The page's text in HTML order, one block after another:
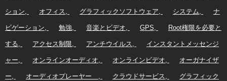
ション オフィス グラフィックソフトウェア システム ナ
ビゲーション 勉強 音楽とビデオ GPS Root権限を必要と
する アクセス制限 アンチウイルス インスタントメッセンジ
ャー オンラインオーディオ オンラインビデオ オーガナイザ
ー オーディオプレーヤー クラウドサービス グラフィック